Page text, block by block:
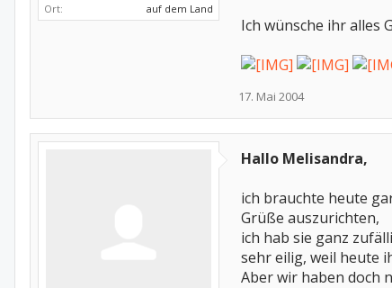
Ort:
auf dem Land
Ich wünsche ihr alles
17. Mai 2004
Hallo Melisandra,
ich brauchte heute
Grüße auszurichten,
ich hab sie ganz
sehr eilig, weil heute
Aber wir haben doch